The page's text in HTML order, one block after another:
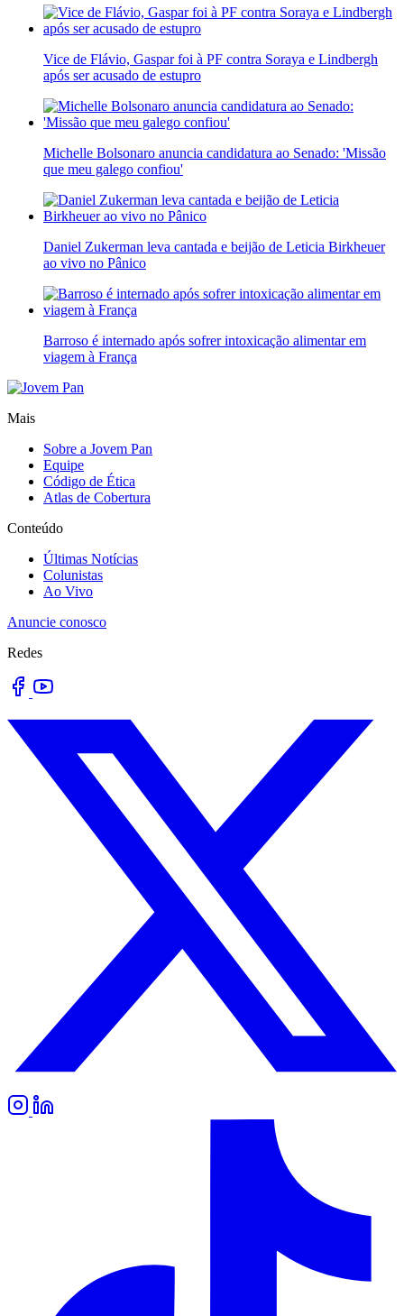
Vice de Flávio, Gaspar foi à PF contra Soraya e Lindbergh
após ser acusado de estupro
Michelle Bolsonaro anuncia candidatura ao Senado: 'Missão
que meu galego confiou'
Daniel Zukerman leva cantada e beijão de Leticia Birkheuer
ao vivo no Pânico
Barroso é internado após sofrer intoxicação alimentar em
viagem à França
Mais
Sobre a Jovem Pan
Equipe
Código de Ética
Atlas de Cobertura
Conteúdo
Últimas Notícias
Colunistas
Ao Vivo
Anuncie conosco
Redes